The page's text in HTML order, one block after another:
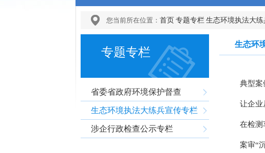
您当前所在位置： 首页 专题专栏 生态环境执法大
专题专栏
省委省政府环境保护督查
生态环境执法大练兵宣传专栏
涉企行政检查公示专栏
生态环
典型案
让企业
在检测
案审“